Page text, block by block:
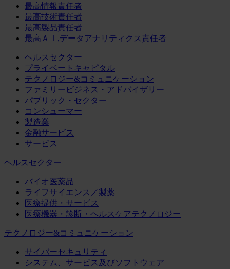
最高情報責任者
最高技術責任者
最高製品責任者
最高ＡＩ,データアナリティクス責任者
ヘルスセクター
プライベートキャピタル
テクノロジー&コミュニケーション
ファミリービジネス・アドバイザリー
パブリック・セクター
コンシューマー
製造業
金融サービス
サービス
ヘルスセクター
バイオ医薬品
ライフサイエンス／製薬
医療提供・サービス
医療機器・診断・ヘルスケアテクノロジー
テクノロジー&コミュニケーション
サイバーセキュリティ
システム、サービス及びソフトウェア